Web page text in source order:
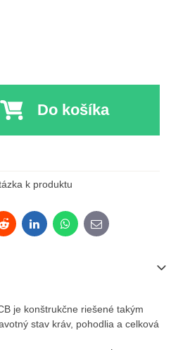
Do košíka
k produktu
RedditLinkedInWhatsApp
E-mail
je konštrukčne riešené takým
stav kráv, pohodlia a celková